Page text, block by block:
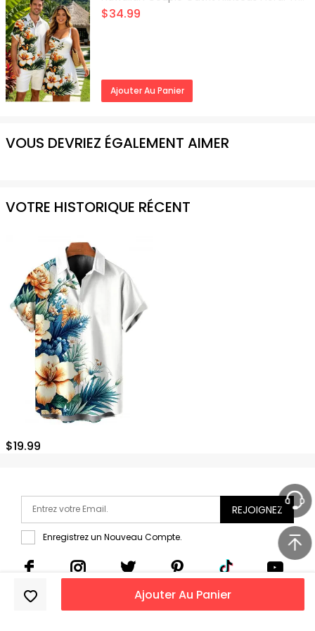
Ajouter Au Panier
$34.99
Ajouter Au Panier
VOUS DEVRIEZ ÉGALEMENT AIMER
VOTRE HISTORIQUE RÉCENT
$19.99
REJOIGNEZ
Enregistrez un Nouveau Compte.